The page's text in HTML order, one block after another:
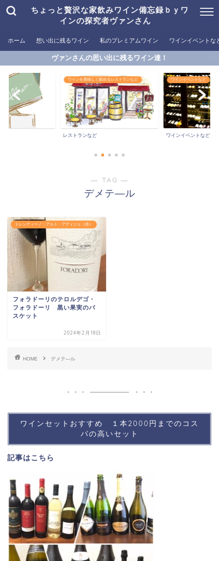
ちょっと贅沢な家飲みワイン備忘録ｂｙワ
インの探究者ヴァンさん
ホーム 想い出に残るワイン 私のプレミアムワイン ワインイベントな
ヴァンさんの思い出に残るワイン達！
ワインを美味しく飲めるレストランなど
レストランなど
ワインイベントなど
ワインイベントなど
― TAG ―
デメテ―ル
トレンティーノ・アルト・アディジェ（赤）
フォラドーリのテロルデゴ・
フォラドーリ 黒い果実のバ
スケット
2024年2月18日
HOME デメテ―ル
ワインセットおすすめ １本2000円までのコス
パの高いセット
記事はこちら